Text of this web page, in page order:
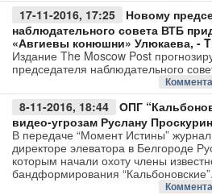
Культура
Медиа
Спорт
Контакты
17-11-2016, 17:25
Новому
наблюдательного совета ВТБ
«Авгиевы конюшни» Улюкаева, -
Издание The Moscow Post
председателя наблюдательного
8-11-2016, 18:44
ОПГ
видео-угрозам Руслану
В передаче “Момент Истины”
директоре элеватора в Белгороде
которым начали охоту члены
бандформирования “Кальбоновские”.